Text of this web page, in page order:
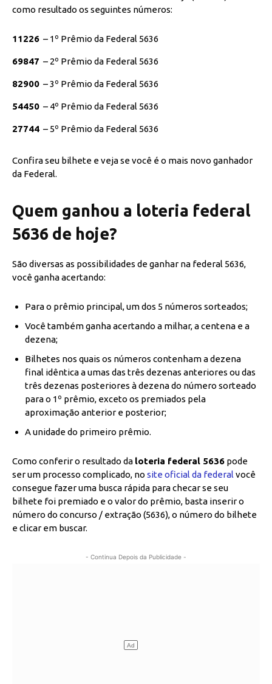
como resultado os seguintes números:
11226 – 1º Prêmio da Federal 5636
69847 – 2º Prêmio da Federal 5636
82900 – 3º Prêmio da Federal 5636
54450 – 4º Prêmio da Federal 5636
27744 – 5º Prêmio da Federal 5636
Confira seu bilhete e veja se você é o mais novo ganhador
da Federal.
Quem ganhou a loteria federal
5636 de hoje?
São diversas as possibilidades de ganhar na federal 5636,
você ganha acertando:
Para o prêmio principal, um dos 5 números sorteados;
Você também ganha acertando a milhar, a centena e a
dezena;
Bilhetes nos quais os números contenham a dezena
final idêntica a umas das três dezenas anteriores ou das
três dezenas posteriores à dezena do número sorteado
para o 1º prêmio, exceto os premiados pela
aproximação anterior e posterior;
A unidade do primeiro prêmio.
Como conferir o resultado da loteria federal 5636 pode
ser um processo complicado, no site oficial da federal você
consegue fazer uma busca rápida para checar se seu
bilhete foi premiado e o valor do prêmio, basta inserir o
número do concurso / extração (5636), o número do bilhete
e clicar em buscar.
- Continua Depois da Publicidade -